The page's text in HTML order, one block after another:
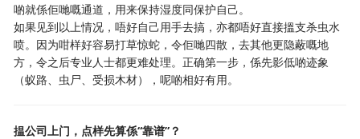
啲就係佢哋嘅通道，用来保持湿度同保护自己。
如果见到以上情况，唔好自己用手去搞，亦都唔好直接搵支杀虫水
喷。因为咁样好容易打草惊蛇，令佢哋四散，去其他更隐蔽嘅地
方，令之后专业人士都更难处理。正确第一步，係先影低啲迹象
（蚁路、虫尸、受损木材），呢啲相好有用。
揾公司上门，点样先算係“靠谱”？